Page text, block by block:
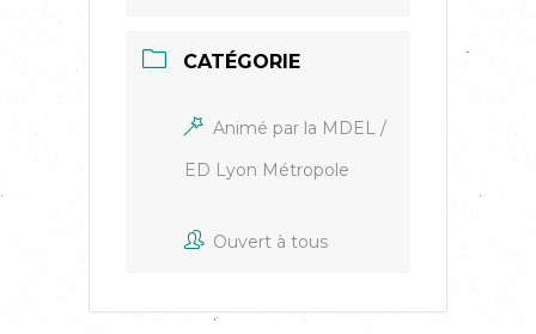
CATÉGORIE
Animé par la MDEL /
ED Lyon Métropole
Ouvert à tous